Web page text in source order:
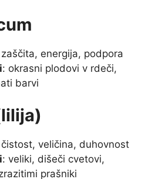
energija, podpora
: okrasni plodovi v rdeči,
barvi
veličina, duhovnost
: veliki, dišeči cvetovi,
prašniki